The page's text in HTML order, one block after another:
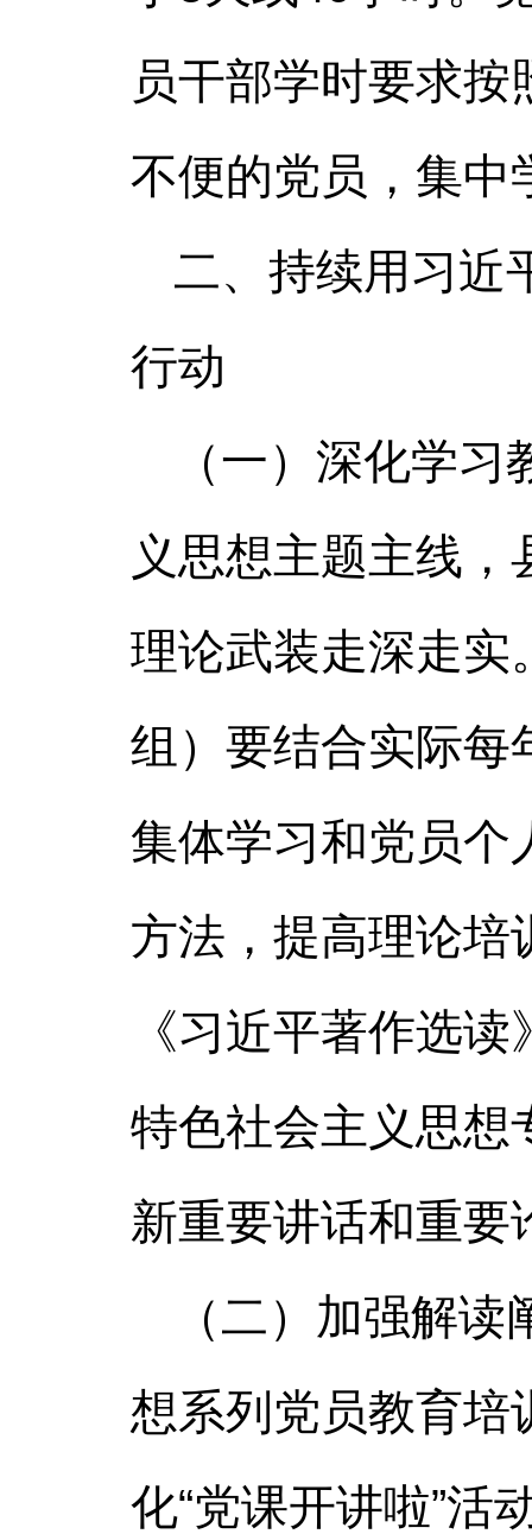
员干部学时要求
不便的党员，集中
二、持续用习近
行动
（一）深化学
义思想主题主线
理论武装走深走实
组）要结合实际每
集体学习和党员个
方法，提高理论培
《习近平著作选
特色社会主义思想
新重要讲话和重要
（二）加强解
想系列党员教育培
化“党课开讲啦”活